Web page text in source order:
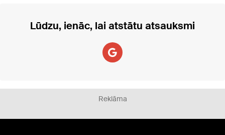
Lūdzu, ienāc, lai atstātu atsauksmi
Reklāma